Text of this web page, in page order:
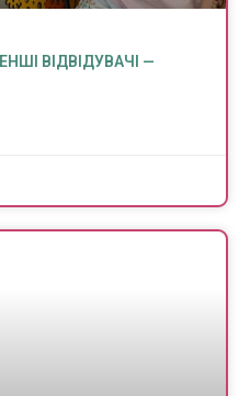
ВІДВІДУВАЧІ —